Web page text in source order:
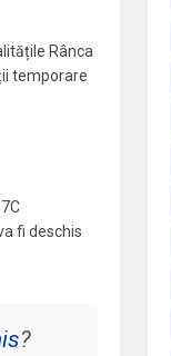
Rânca
temporare
fi deschis
?